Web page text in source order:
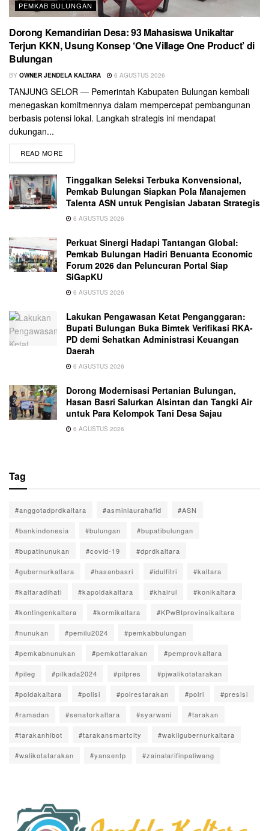
PEMKAB BULUNGAN
Dorong Kemandirian Desa: 93 Mahasiswa Unikaltar
Terjun KKN, Usung Konsep ‘One Village One Product’ di
Bulungan
BY OWNER JENDELA KALTARA 6 AGUSTUS 2026
TANJUNG SELOR — Pemerintah Kabupaten Bulungan kembali
menegaskan komitmennya dalam mempercepat pembangunan
berbasis potensi lokal. Langkah strategis ini mendapat
dukungan...
READ MORE
Tinggalkan Seleksi Terbuka Konvensional,
Pemkab Bulungan Siapkan Pola Manajemen
Talenta ASN untuk Pengisian Jabatan Strategis
6 AGUSTUS 2026
Perkuat Sinergi Hadapi Tantangan Global:
Pemkab Bulungan Hadiri Benuanta Economic
Forum 2026 dan Peluncuran Portal Siap
SiGapKU
6 AGUSTUS 2026
Lakukan Pengawasan Ketat Penganggaran:
Bupati Bulungan Buka Bimtek Verifikasi RKA-
PD demi Sehatkan Administrasi Keuangan
Daerah
6 AGUSTUS 2026
Dorong Modernisasi Pertanian Bulungan,
Hasan Basri Salurkan Alsintan dan Tangki Air
untuk Para Kelompok Tani Desa Sajau
6 AGUSTUS 2026
Tag
#anggotadprdkaltara #asminlaurahafid #ASN
#bankindonesia #bulungan #bupatibulungan
#bupatinunukan #covid-19 #dprdkaltara
#gubernurkaltara #hasanbasri #idulfitri #kaltara
#kaltaradihati #kapoldakaltara #khairul #konikaltara
#kontingenkaltara #kormikaltara #KPwBIprovinsikaltara
#nunukan #pemilu2024 #pemkabbulungan
#pemkabnunukan #pemkottarakan #pemprovkaltara
#pileg #pilkada2024 #pilpres #pjwalikotatarakan
#poldakaltara #polisi #polrestarakan #polri #presisi
#ramadan #senatorkaltara #syarwani #tarakan
#tarakanhibot #tarakansmartcity #wakilgubernurkaltara
#walikotatarakan #yansentp #zainalarifinpaliwang